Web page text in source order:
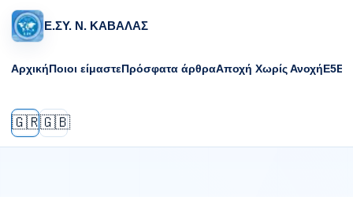
Ε.ΣΥ. Ν. ΚΑΒΑΛΑΣ
ΑρχικήΠοιοι είμαστεΠρόσφατα άρθραΑποχή Χωρίς ΑνοχήΕ5
🇬🇷🇬🇧